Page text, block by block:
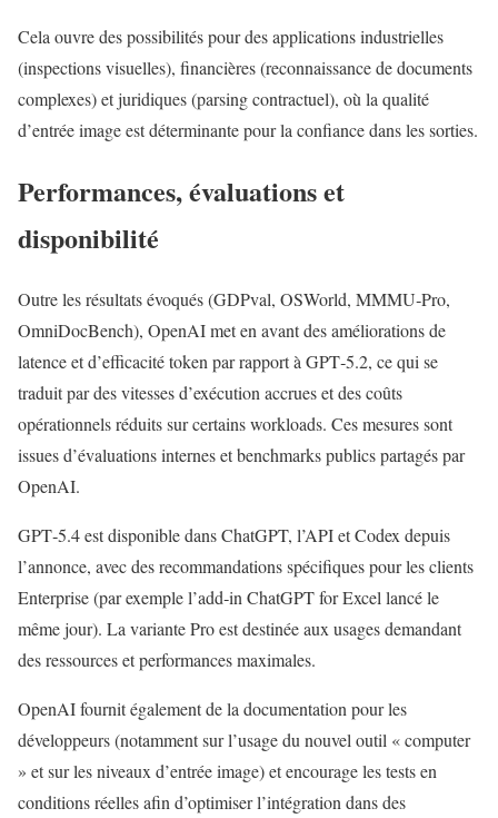
Cela ouvre des possibilités pour des applications industrielles
(inspections visuelles), financières (reconnaissance de documents
complexes) et juridiques (parsing contractuel), où la qualité
d’entrée image est déterminante pour la confiance dans les sorties.
Performances, évaluations et
disponibilité
Outre les résultats évoqués (GDPval, OSWorld, MMMU‑Pro,
OmniDocBench), OpenAI met en avant des améliorations de
latence et d’efficacité token par rapport à GPT‑5.2, ce qui se
traduit par des vitesses d’exécution accrues et des coûts
opérationnels réduits sur certains workloads. Ces mesures sont
issues d’évaluations internes et benchmarks publics partagés par
OpenAI.
GPT‑5.4 est disponible dans ChatGPT, l’API et Codex depuis
l’annonce, avec des recommandations spécifiques pour les clients
Enterprise (par exemple l’add‑in ChatGPT for Excel lancé le
même jour). La variante Pro est destinée aux usages demandant
des ressources et performances maximales.
OpenAI fournit également de la documentation pour les
développeurs (notamment sur l’usage du nouvel outil « computer
» et sur les niveaux d’entrée image) et encourage les tests en
conditions réelles afin d’optimiser l’intégration dans des